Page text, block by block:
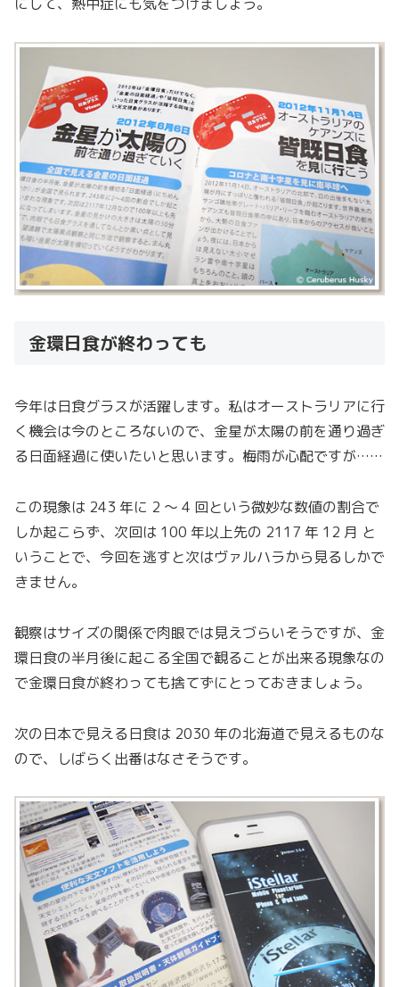
金環日食が終わっても
今年は日食グラスが活躍します。私はオーストラリアに行
く機会は今のところないので、金星が太陽の前を通り過ぎ
る日面経過に使いたいと思います。梅雨が心配ですが……
この現象は 243 年に 2 〜 4 回という微妙な数値の割合で
しか起こらず、次回は 100 年以上先の 2117 年 12 月 と
いうことで、今回を逃すと次はヴァルハラから見るしかで
きません。
観察はサイズの関係で肉眼では見えづらいそうですが、金
環日食の半月後に起こる全国で観ることが出来る現象なの
で金環日食が終わっても捨てずにとっておきましょう。
次の日本で見える日食は 2030 年の北海道で見えるものな
ので、しばらく出番はなさそうです。